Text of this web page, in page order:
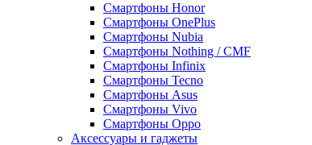
Смартфоны Honor
Смартфоны OnePlus
Смартфоны Nubia
Смартфоны Nothing / CMF
Смартфоны Infinix
Смартфоны Tecno
Смартфоны Asus
Смартфоны Vivo
Смартфоны Oppo
Аксессуары и гаджеты